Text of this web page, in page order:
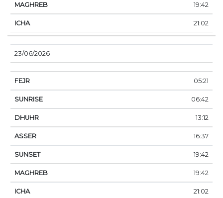
19:42
21:02
23/06/2026
05:21
06:42
13:12
16:37
19:42
19:42
21:02